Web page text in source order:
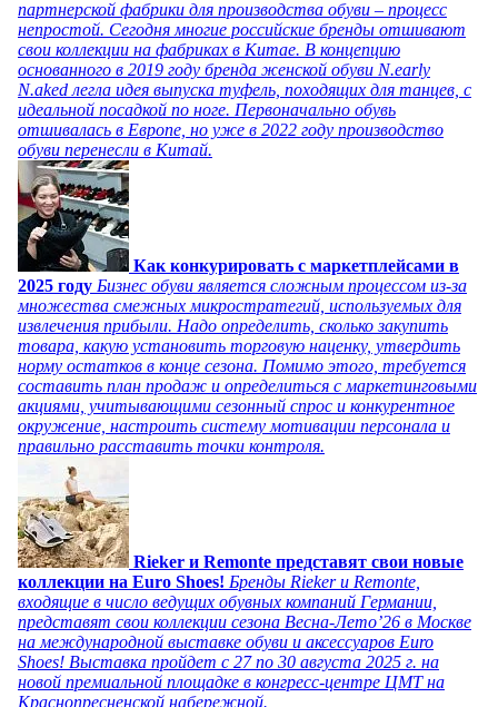
партнерской фабрики для производства обуви – процесс
непростой. Сегодня многие российские бренды отшивают
свои коллекции на фабриках в Китае. В концепцию
основанного в 2019 году бренда женской обуви N.early
N.aked легла идея выпуска туфель, походящих для танцев, с
идеальной посадкой по ноге. Первоначально обувь
отшивалась в Европе, но уже в 2022 году производство
обуви перенесли в Китай.
Как конкурировать с маркетплейсами в
2025 году Бизнес обуви является сложным процессом из-за
множества смежных микростратегий, используемых для
извлечения прибыли. Надо определить, сколько закупить
товара, какую установить торговую наценку, утвердить
норму остатков в конце сезона. Помимо этого, требуется
составить план продаж и определиться с маркетинговыми
акциями, учитывающими сезонный спрос и конкурентное
окружение, настроить систему мотивации персонала и
правильно расставить точки контроля.
Rieker и Remonte представят свои новые
коллекции на Euro Shoes! Бренды Rieker и Remonte,
входящие в число ведущих обувных компаний Германии,
представят свои коллекции сезона Весна-Лето’26 в Москве
на международной выставке обуви и аксессуаров Euro
Shoes! Выставка пройдет c 27 по 30 августа 2025 г. на
новой премиальной площадке в конгресс-центре ЦМТ на
Краснопресненской набережной.